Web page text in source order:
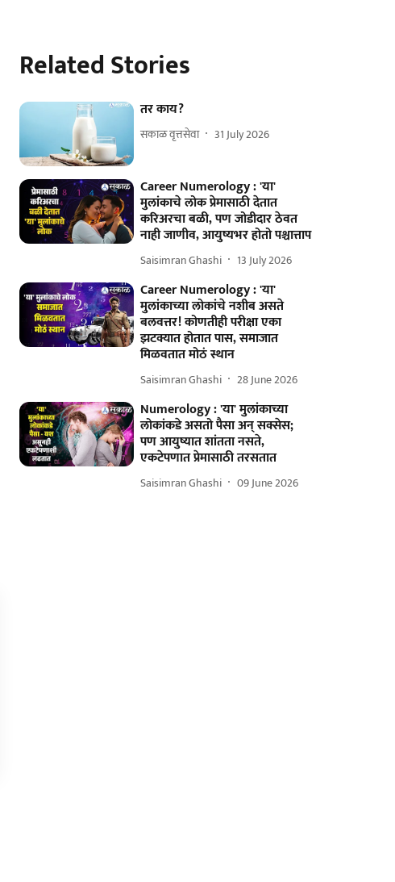
Related Stories
तर काय?
सकाळ वृत्तसेवा 31 July 2026
Career Numerology : 'या'
मुलांकाचे लोक प्रेमासाठी देतात
करिअरचा बळी, पण जोडीदार ठेवत
नाही जाणीव, आयुष्यभर होतो पश्चात्ताप
Saisimran Ghashi 13 July 2026
Career Numerology : 'या'
मुलांकाच्या लोकांचे नशीब असते
बलवत्तर! कोणतीही परीक्षा एका
झटक्यात होतात पास, समाजात
मिळवतात मोठं स्थान
Saisimran Ghashi 28 June 2026
Numerology : 'या' मुलांकाच्या
लोकांकडे असतो पैसा अन् सक्सेस;
पण आयुष्यात शांतता नसते,
एकटेपणात प्रेमासाठी तरसतात
Saisimran Ghashi 09 June 2026